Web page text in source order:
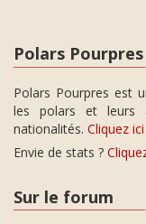
Polars Pourpres
Polars Pourpres est
les polars et leurs
nationalités. Cliquez ici
Envie de stats ?
Sur le forum